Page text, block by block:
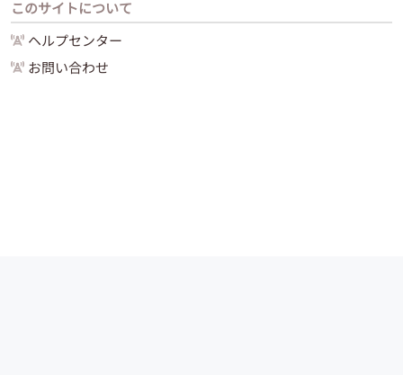
このサイトについて
ヘルプセンター
お問い合わせ